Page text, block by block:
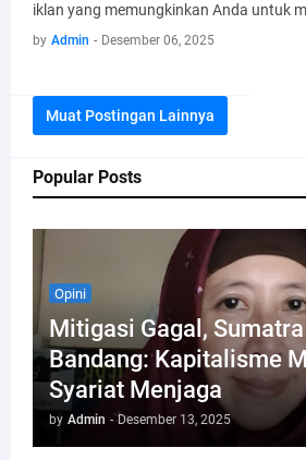
Popular Posts
Opini
Mitigasi Gagal,
Bandang: Kapitalisme
Syariat Menjaga
by Admin - Desember 13, 2025
iklan yang memungkinkan Anda untuk
by Admin - Desember 06, 2025
Muat Postingan Lainnya